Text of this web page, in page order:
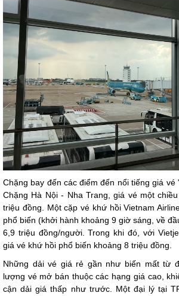
Chặng bay đến các điểm đến nổi tiếng giá vé
Chặng Hà Nội - Nha Trang, giá vé một
triệu đồng. Một cặp vé khứ hồi Vietnam
phổ biến (khởi hành khoảng 9 giờ sáng, về
6,9 triệu đồng/người. Trong khi đó, với
giá vé khứ hồi phổ biến khoảng 8 triệu đồng.
Những dải vé giá rẻ gần như biến mất từ
lượng vé mở bán thuộc các hạng giá cao,
cận dải giá thấp như trước. Một đại lý tại